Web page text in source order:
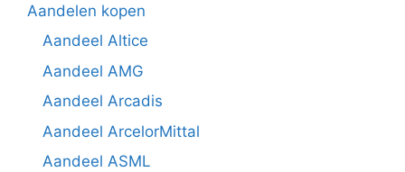
Aandelen kopen
Aandeel Altice
Aandeel AMG
Aandeel Arcadis
Aandeel ArcelorMittal
Aandeel ASML